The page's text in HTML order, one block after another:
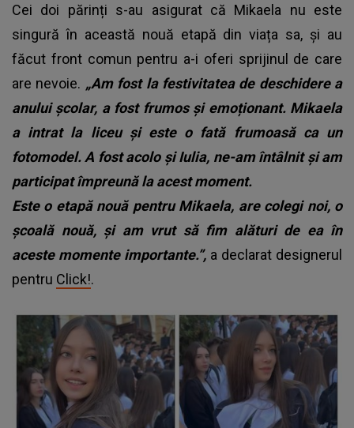
Cei doi părinți s-au asigurat că Mikaela nu este
singură în această nouă etapă din viața sa, și au
făcut front comun pentru a-i oferi sprijinul de care
are nevoie. „Am fost la festivitatea de deschidere a
anului școlar, a fost frumos și emoționant. Mikaela
a intrat la liceu și este o fată frumoasă ca un
fotomodel. A fost acolo și Iulia, ne-am întâlnit și am
participat împreună la acest moment.
Este o etapă nouă pentru Mikaela, are colegi noi, o
școală nouă, și am vrut să fim alături de ea în
aceste momente importante.”, a declarat designerul
pentru Click!.